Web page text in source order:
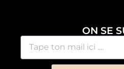
ON SE